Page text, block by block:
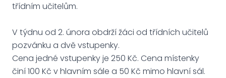
třídním učitelům.
V týdnu od 2. února obdrží žáci od třídních učitelů
pozvánku a dvě vstupenky.
Cena jedné vstupenky je 250 Kč. Cena místenky
činí 100 Kč v hlavním sále a 50 Kč mimo hlavní sál.